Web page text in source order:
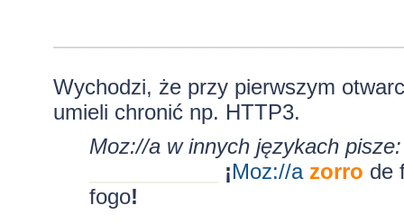
Wychodzi, że przy pierwszym
umieli chronić np. HTTP3.
Moz://a w innych językach pisze:
¡Moz://a zorro de
fogo!